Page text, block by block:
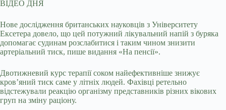
ВІДЕО ДНЯ
Нове дослідження британських науковців з Університету
Ексетера довело, що цей потужний лікувальний напій з буряка
допомагає судинам розслабитися і таким чином знизити
артеріальний тиск, пише видання «На пенсії».
Двотижневий курс терапії соком найефективніше знижує
кров’яний тиск саме у літніх людей. Фахівці ретельно
відстежували реакцію організму представників різних вікових
груп на зміну раціону.